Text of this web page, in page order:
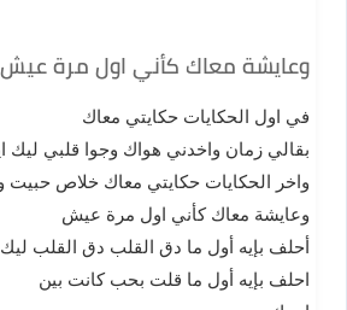
وعايشة معاك كأني اول مرة عيش
في اول الحكايات حكايتي معاك
بقالي زمان واخدني هواك وجوا قلبي ليك
واخر الحكايات حكايتي معاك خلاص حبيت
وعايشة معاك كأني اول مرة عيش
أحلف بإيه أول ما دق القلب دق القلب ليك
احلف بإيه أول ما قلت بحب كانت بين